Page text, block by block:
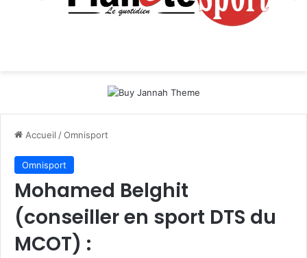
Accueil /Omnisport
Omnisport
Mohamed Belghit
(conseiller en sport DTS du
MCOT) :